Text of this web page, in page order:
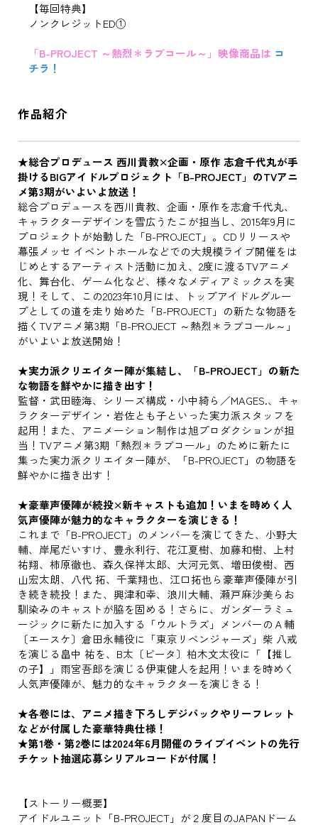
【毎回特典】
ノンクレジットED①
「B-PROJECT ～熱烈＊ラブコール～」映像商品は コ
チラ！
作品紹介
★総合プロデュース 西川貴教×企画・原作 志倉千代丸が手
掛けるBIGアイドルプロジェクト「B-PROJECT」のTVアニ
メ第3期がいよいよ放送！
総合プロデュースを西川貴教、企画・原作を志倉千代丸、
キャラクターデザインを雪広うたこが担当し、2015年9月に
プロジェクトが始動した「B-PROJECT」。CDリリースや
幕張メッセ イベントホールなどでの大規模ライブ開催をは
じめとするアーティスト活動に加え、2度に渡るTVアニメ
化、舞台化、ゲーム化など、様々なメディアミックスを実
現！そして、この2023年10月には、トップアイドルグルー
プとしての道を走り始めた「B-PROJECT」の新たな物語を
描くTVアニメ第3期「B-PROJECT ～熱烈＊ラブコール～」
がいよいよ放送開始！
★実力派クリエイター陣が集結し、「B-PROJECT」の新た
な物語を鮮やかに描き出す！
監督・武田睦海、シリーズ構成・小中綺ら／MAGES.、キャ
ラクターデザイン・岩佐とも子といった実力派スタッフを
起用！また、アニメーション制作は旭プロダクションが担
当！TVアニメ第3期「熱烈＊ラブコール」のために新たに
集った実力派クリエイター陣が、「B-PROJECT」の物語を
鮮やかに描き出す！
★豪華声優陣が続投×新キャストも追加！いまを時めく人
気声優陣が魅力的なキャラクターを演じきる！
これまで「B-PROJECT」のメンバーを演じてきた、小野大
輔、岸尾だいすけ、豊永利行、花江夏樹、加藤和樹、上村
祐翔、柿原徹也、森久保祥太郎、大河元気、増田俊樹、西
山宏太朗、八代 拓、千葉翔也、江口拓也ら豪華声優陣が引
き続き続投！また、興津和幸、浪川大輔、瀬戸麻沙美らお
馴染みのキャストが脇を固める！さらに、ガンダーラミュ
ージックに新たに加入する「ウルトラズ」メンバーのＡ輔
〔エースケ〕倉田永輔役に「東京リベンジャーズ」柴 八戒
を演じる畠中 祐を、B太〔ビータ〕柏木文太役に「【推し
の子】」雨宮吾郎を演じる伊東健人を起用！いまを時めく
人気声優陣が、魅力的なキャラクターを演じきる！
★各卷には、アニメ描き下ろしデジパックやリーフレット
などが付属した豪華特典仕様！
★第1巻・第2巻には2024年6月開催のライブイベントの先行
チケット抽選応募シリアルコードが付属！
【ストーリー概要】
アイドルユニット「B-PROJECT」が２度目のJAPANドーム